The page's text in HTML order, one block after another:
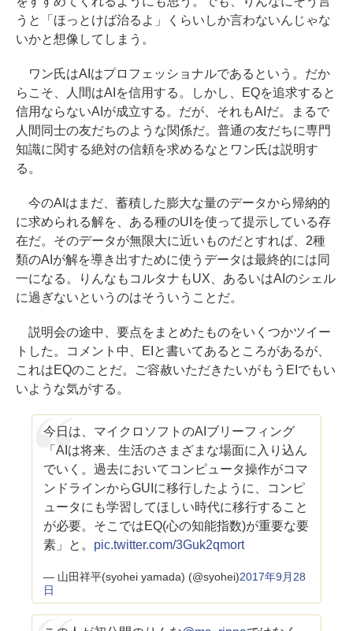
うと「ほっとけば治るよ」くらいしか言わないんじゃな
いかと想像してしまう。
ワン氏はAIはプロフェッショナルであるという。だか
らこそ、人間はAIを信用する。しかし、EQを追求すると
信用ならないAIが成立する。だが、それもAIだ。まるで
人間同士の友だちのような関係だ。普通の友だちに専門
知識に関する絶対の信頼を求めるなとワン氏は説明す
る。
今のAIはまだ、蓄積した膨大な量のデータから帰納的
に求められる解を、ある種のUIを使って提示している存
在だ。そのデータが無限大に近いものだとすれば、2種
類のAIが解を導き出すために使うデータは最終的には同
一になる。りんなもコルタナもUX、あるいはAIのシェル
に過ぎないというのはそういうことだ。
説明会の途中、要点をまとめたものをいくつかツイー
トした。コメント中、EIと書いてあるところがあるが、
これはEQのことだ。ご容赦いただきたいがもうEIでもい
いような気がする。
今日は、マイクロソフトのAIブリーフィング
「AIは将来、生活のさまざまな場面に入り込ん
でいく。過去においてコンピュータ操作がコマ
ンドラインからGUIに移行したように、コンピ
ュータにも学習してほしい時代に移行すること
が必要。そこではEQ(心の知能指数)が重要な要
素」と。 pic.twitter.com/3Guk2qmort
— 山田祥平(syohei yamada) (@syohei)2017年9月28
日